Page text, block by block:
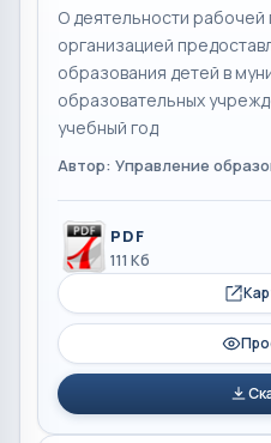
О деятельности рабочей
организацией
образования детей в
образовательных
учебный год
Автор: Управление
PDF
111 Кб